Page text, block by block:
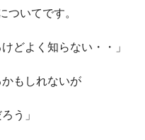
ついてです。
どよく知らない・・」
かもしれないが
う」